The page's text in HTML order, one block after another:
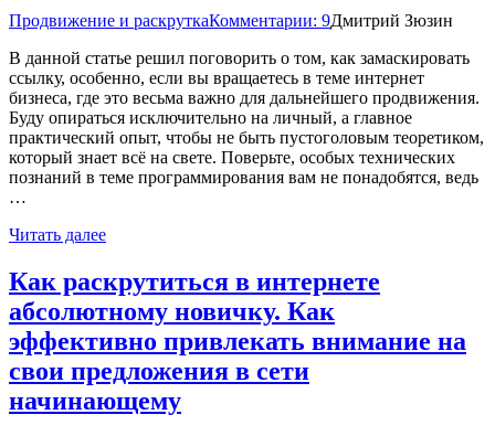
Продвижение и раскруткаКомментарии: 9Дмитрий Зюзин
В данной статье решил поговорить о том, как замаскировать
ссылку, особенно, если вы вращаетесь в теме интернет
бизнеса, где это весьма важно для дальнейшего продвижения.
Буду опираться исключительно на личный, а главное
практический опыт, чтобы не быть пустоголовым теоретиком,
который знает всё на свете. Поверьте, особых технических
познаний в теме программирования вам не понадобятся, ведь
…
Читать далее
Как раскрутиться в интернете
абсолютному новичку. Как
эффективно привлекать внимание на
свои предложения в сети
начинающему